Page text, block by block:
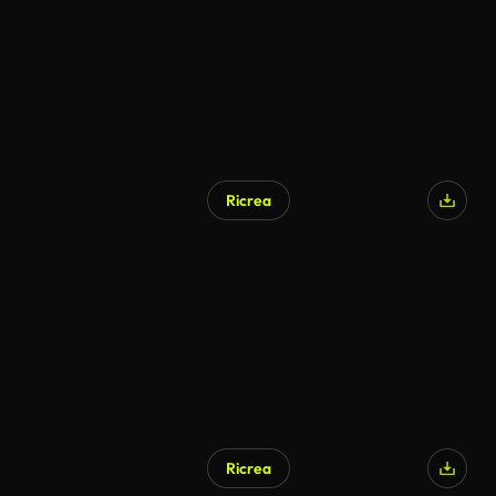
Ricrea
Ricrea